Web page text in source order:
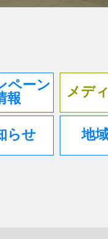
ペーン
報
メデ
らせ 地